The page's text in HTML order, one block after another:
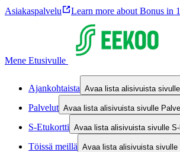
Asiakaspalvelu Learn more about Bonus in
Mene Etusivulle
Ajankohtaista Avaa lista alisivuista
Palvelut Avaa lista alisivuista sivulle
S-Etukortti Avaa lista alisivuista sivulle
Töissä meillä Avaa lista alisivuista sivulle